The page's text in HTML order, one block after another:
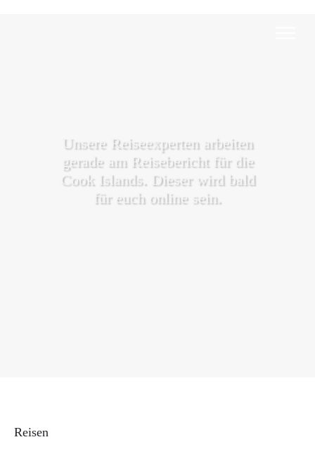
Unsere Reiseexperten arbeiten
gerade am Reisebericht für die
Cook Islands. Dieser wird bald
für euch online sein.
Reisen